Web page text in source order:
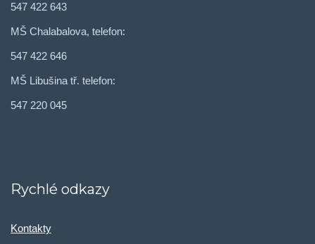
547 422 643
MŠ Chalabalova, telefon:
547 422 646
MŠ Libušina tř. telefon:
547 220 045
Rychlé odkazy
Kontakty